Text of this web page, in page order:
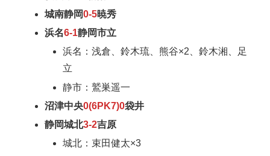
城南静岡0-5暁秀
浜名6-1静岡市立
浜名：浅倉、鈴木琉、熊谷×2、鈴木湘、足
立
静市：鷲巣遥一
沼津中央0(6PK7)0袋井
静岡城北3-2吉原
城北：束田健太×3